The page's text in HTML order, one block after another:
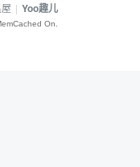
| Yoo趣儿
On.